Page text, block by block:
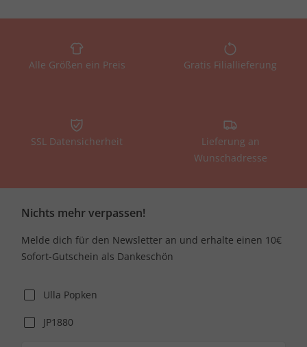
Alle Größen ein Preis Gratis Filiallieferung
SSL Datensicherheit
Lieferung an
Wunschadresse
Nichts mehr verpassen!
Melde dich für den Newsletter an und erhalte einen 10€
Sofort-Gutschein als Dankeschön
Ulla Popken
JP1880